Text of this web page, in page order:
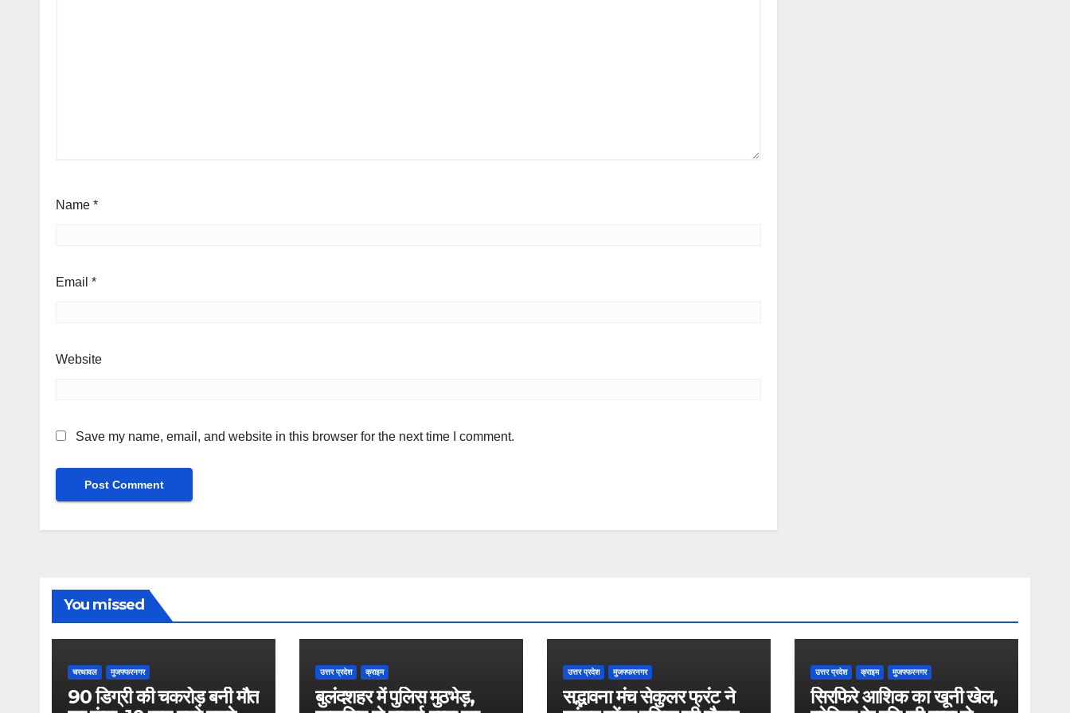
Name *
Email *
Website
Save my name, email, and website in this browser for the next time I comment.
You missed
चरथावल मुजफ्फरनगर
90 डिग्री की चकरोड़ बनी मौत
उत्तर प्रदेश क्राइम
बुलंदशहर में पुलिस मुठभेड़,
उत्तर प्रदेश मुजफ्फरनगर
सद्भावना मंच सेकुलर फ्रंट ने
उत्तर प्रदेश क्राइम मुजफ्फरनगर
सिरफिरे आशिक का खूनी खेल,